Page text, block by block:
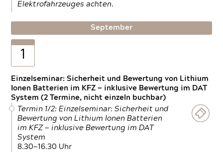
Elektrofahrzeuges achten.
September
1
Einzelseminar: Sicherheit und Bewertung von Lithium
Ionen Batterien im KFZ — inklusive Bewertung im DAT
System (2 Termine, nicht einzeln buchbar)
Termin 1/2: Einzelseminar: Sicherheit und
Bewertung von Lithium Ionen Batterien
im KFZ — inklusive Bewertung im DAT
System
8.30—16.30 Uhr